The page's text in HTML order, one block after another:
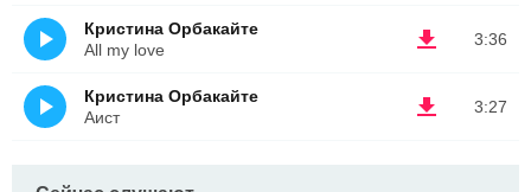
3:36
Кристина Орбакайте
All my love
3:27
Кристина Орбакайте
Аист